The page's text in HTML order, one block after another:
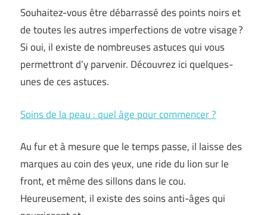
Souhaitez-vous être débarrassé des points noirs et
de toutes les autres imperfections de votre visage ?
Si oui, il existe de nombreuses astuces qui vous
permettront d’y parvenir. Découvrez ici quelques-
unes de ces astuces.
Soins de la peau : quel âge pour commencer ?
Au fur et à mesure que le temps passe, il laisse des
marques au coin des yeux, une ride du lion sur le
front, et même des sillons dans le cou.
Heureusement, il existe des soins anti-âges qui